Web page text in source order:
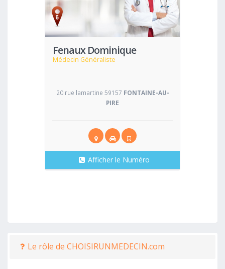
Fenaux Dominique
Médecin Généraliste
Voir
20 rue lamartine 59157 FONTAINE-AU-
PIRE
Afficher le Numéro
Le rôle de CHOISIRUNMEDECIN.com